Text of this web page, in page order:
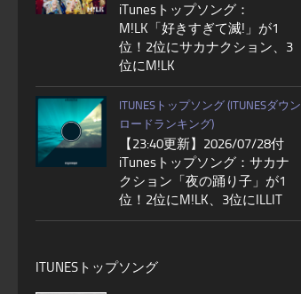
iTunesトップソング：
M!LK「好きすぎて滅!」が1
位！2位にサカナクション、3
位にM!LK
ITUNESトップソング (ITUNESダウン
ロードランキング)
【23:40更新】2026/07/28付
iTunesトップソング：サカナ
クション「夜の踊り子」が1
位！2位にM!LK、3位にILLIT
ITUNESトップソング